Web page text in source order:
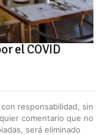
el COVID
responsabilidad, sin
comentario que no
será eliminado